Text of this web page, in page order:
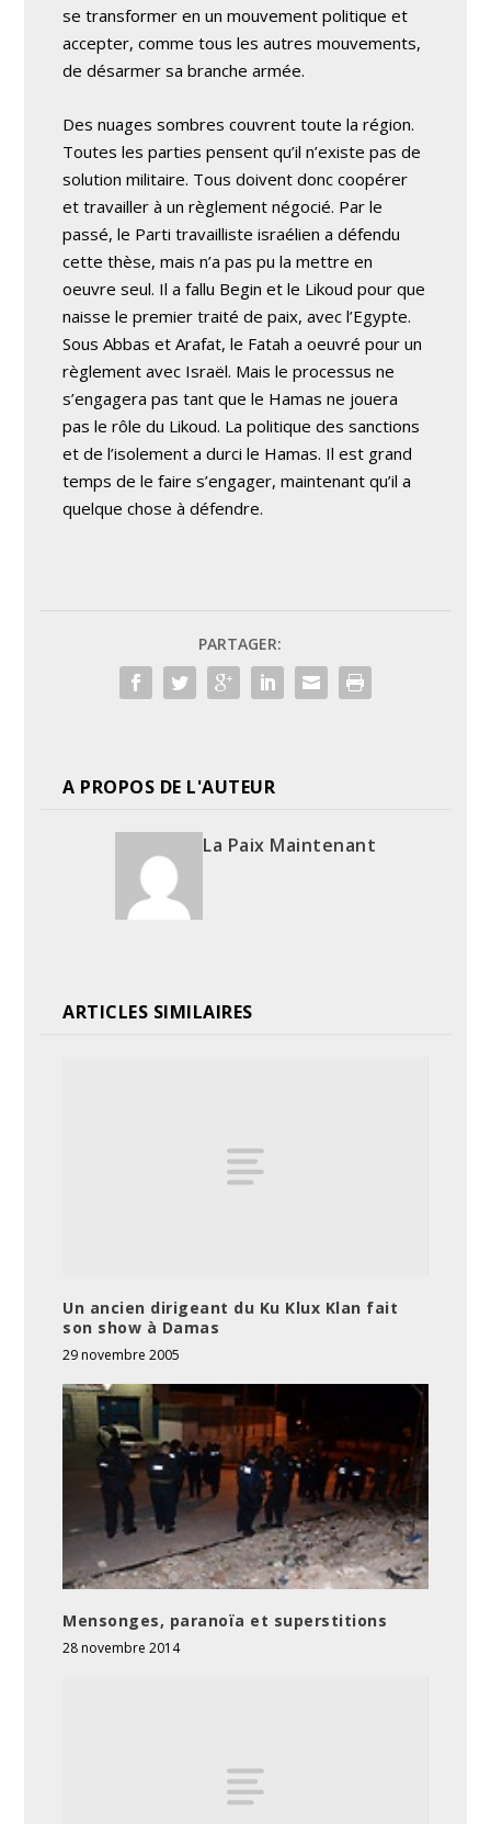
se transformer en un mouvement politique et
accepter, comme tous les autres mouvements,
de désarmer sa branche armée.
Des nuages sombres couvrent toute la région.
Toutes les parties pensent qu’il n’existe pas de
solution militaire. Tous doivent donc coopérer
et travailler à un règlement négocié. Par le
passé, le Parti travailliste israélien a défendu
cette thèse, mais n’a pas pu la mettre en
oeuvre seul. Il a fallu Begin et le Likoud pour que
naisse le premier traité de paix, avec l’Egypte.
Sous Abbas et Arafat, le Fatah a oeuvré pour un
règlement avec Israël. Mais le processus ne
s’engagera pas tant que le Hamas ne jouera
pas le rôle du Likoud. La politique des sanctions
et de l’isolement a durci le Hamas. Il est grand
temps de le faire s’engager, maintenant qu’il a
quelque chose à défendre.
PARTAGER:
A PROPOS DE L'AUTEUR
La Paix Maintenant
ARTICLES SIMILAIRES
Un ancien dirigeant du Ku Klux Klan fait
son show à Damas
29 novembre 2005
Mensonges, paranoïa et superstitions
28 novembre 2014